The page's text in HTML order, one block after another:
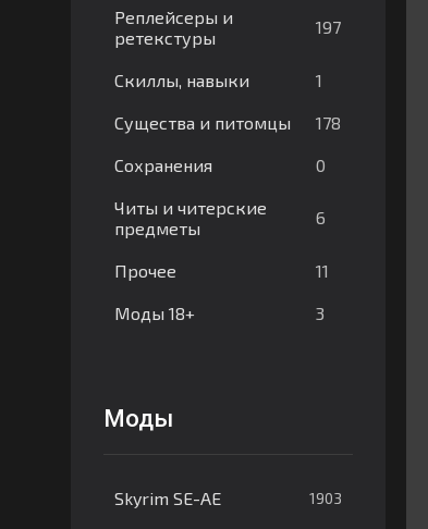
Реплейсеры и
ретекстуры
197
Скиллы, навыки 1
Существа и питомцы 178
Сохранения 0
Читы и читерские
предметы
6
Прочее 11
Моды 18+ 3
Моды
Skyrim SE-AE 1903